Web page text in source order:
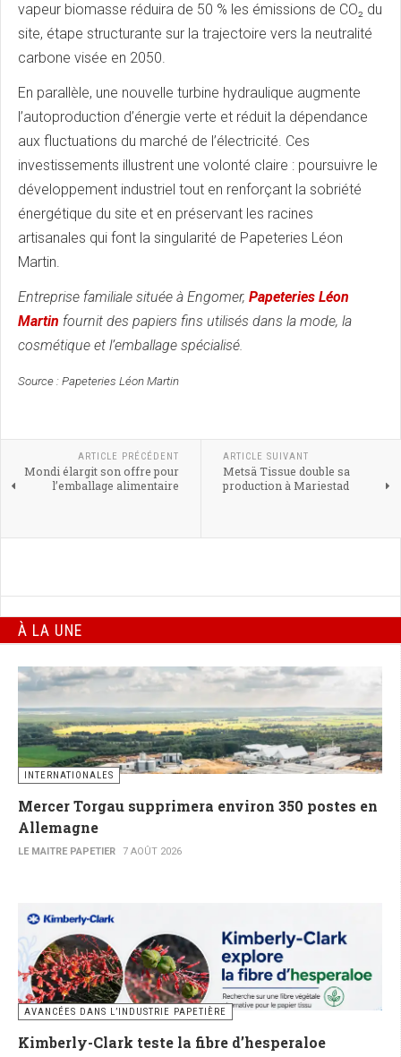
vapeur biomasse réduira de 50 % les émissions de CO₂ du
site, étape structurante sur la trajectoire vers la neutralité
carbone visée en 2050.
En parallèle, une nouvelle turbine hydraulique augmente
l’autoproduction d’énergie verte et réduit la dépendance
aux fluctuations du marché de l’électricité. Ces
investissements illustrent une volonté claire : poursuivre le
développement industriel tout en renforçant la sobriété
énergétique du site et en préservant les racines
artisanales qui font la singularité de Papeteries Léon
Martin.
Entreprise familiale située à Engomer, Papeteries Léon
Martin fournit des papiers fins utilisés dans la mode, la
cosmétique et l’emballage spécialisé.
Source : Papeteries Léon Martin
ARTICLE PRÉCÉDENT
Mondi élargit son offre pour
l’emballage alimentaire
ARTICLE SUIVANT
Metsä Tissue double sa
production à Mariestad
À LA UNE
INTERNATIONALES
Mercer Torgau supprimera environ 350 postes en
Allemagne
LE MAITRE PAPETIER 7 AOÛT 2026
AVANCÉES DANS L’INDUSTRIE PAPETIÈRE
Kimberly-Clark teste la fibre d’hesperaloe